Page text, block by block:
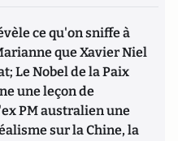
ce qu'on sniffe à
que Xavier Niel
Le Nobel de la Paix
une leçon de
PM australien une
sur la Chine, la